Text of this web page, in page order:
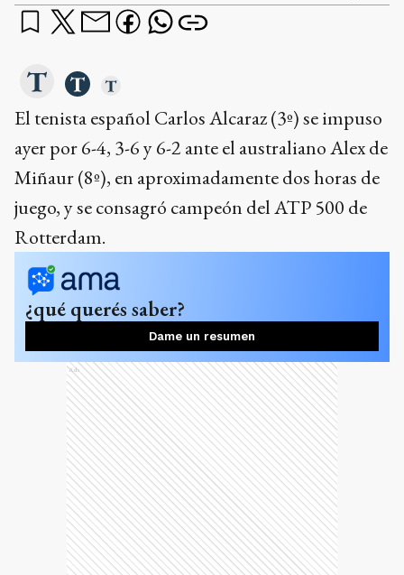
El tenista español Carlos Alcaraz (3º) se impuso
ayer por 6-4, 3-6 y 6-2 ante el australiano Alex de
Miñaur (8º), en aproximadamente dos horas de
juego, y se consagró campeón del ATP 500 de
Rotterdam.
¿qué querés saber?
Dame un resumen
Ads